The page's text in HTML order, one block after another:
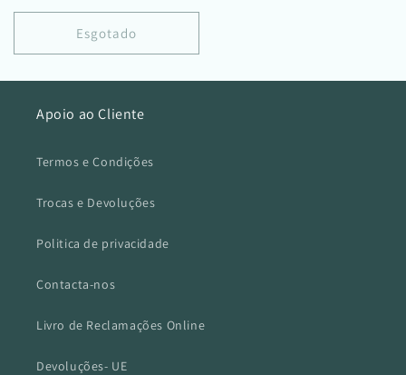
normal
Esgotado
Apoio ao Cliente
Termos e Condições
Trocas e Devoluções
Politica de privacidade
Contacta-nos
Livro de Reclamações Online
Devoluções- UE